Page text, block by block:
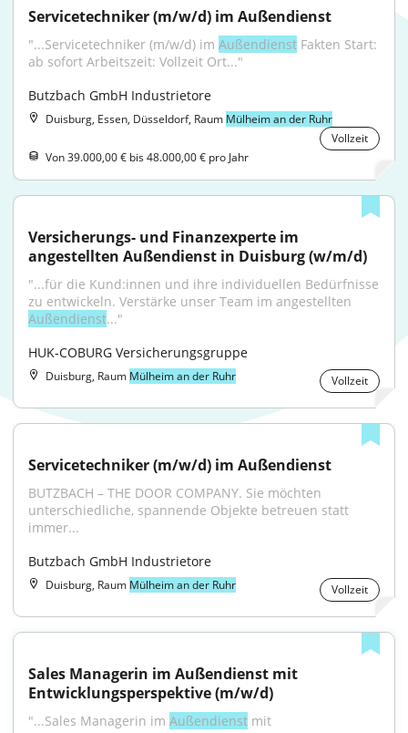
Servicetechniker (m/w/d) im Außendienst
"...Servicetechniker (m/w/d) im Außendienst Fakten Start:
ab sofort Arbeitszeit: Vollzeit Ort..."
Butzbach GmbH Industrietore
Duisburg, Essen, Düsseldorf, Raum Mülheim an der Ruhr
Vollzeit
Von 39.000,00 € bis 48.000,00 € pro Jahr
Versicherungs- und Finanzexperte im
angestellten Außendienst in Duisburg (w/m/d)
"...für die Kund:innen und ihre individuellen Bedürfnisse
Außendienst..."
HUK-COBURG Versicherungsgruppe
Duisburg, Raum Mülheim an der Ruhr Vollzeit
Servicetechniker (m/w/d) im Außendienst
BUTZBACH – THE DOOR COMPANY. Sie möchten
unterschiedliche, spannende Objekte betreuen statt
immer...
Butzbach GmbH Industrietore
Duisburg, Raum Mülheim an der Ruhr Vollzeit
Sales Managerin im Außendienst mit
Entwicklungsperspektive (m/w/d)
"...Sales Managerin im Außendienst mit